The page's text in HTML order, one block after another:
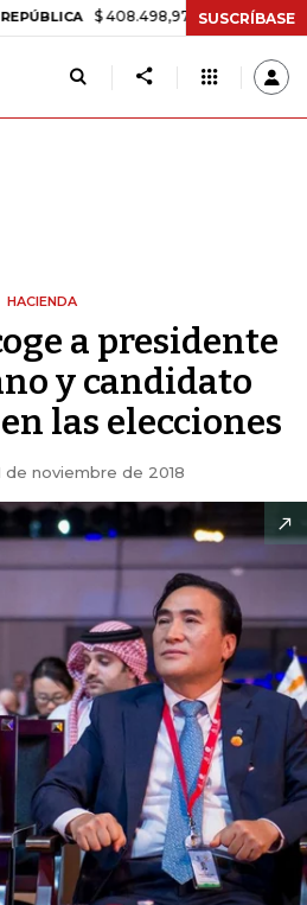
$ 408.498,97 +$ 8.753,81 +2,19%
SUSCRÍBASE
HACIENDA
a presidente
y candidato
las elecciones
de noviembre de 2018